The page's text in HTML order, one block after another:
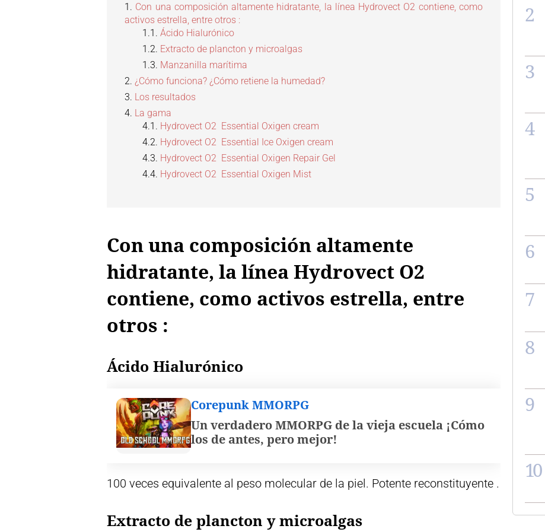
Con una composición altamente hidratante, la línea Hydrovect O2 contiene, como
activos estrella, entre otros :
Ácido Hialurónico
Extracto de plancton y microalgas
Manzanilla marítima
¿Cómo funciona? ¿Cómo retiene la humedad?
Los resultados
La gama
Hydrovect O2 Essential Oxigen cream
Hydrovect O2 Essential Ice Oxigen cream
Hydrovect O2 Essential Oxigen Repair Gel
Hydrovect O2 Essential Oxigen Mist
Con una composición altamente
hidratante, la línea Hydrovect O2
contiene, como activos estrella, entre
otros :
Ácido Hialurónico
Corepunk MMORPG
Un verdadero MMORPG de la vieja escuela ¡Cómo
los de antes, pero mejor!
100 veces equivalente al peso molecular de la piel. Potente reconstituyente .
Extracto de plancton y microalgas